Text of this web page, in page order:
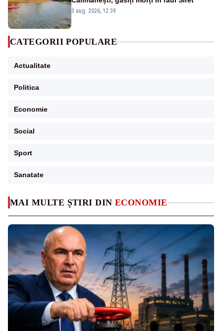
MAI MULTE ȘTIRI DIN ECONOMIE
3 aug. 2026, 12:39
CATEGORII POPULARE
Actualitate
Politica
Economie
Social
Sport
Sanatate